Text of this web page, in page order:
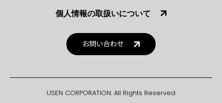
個人情報の取扱いについて
お問い合わせ
USEN CORPORATION. All Rights Reserved